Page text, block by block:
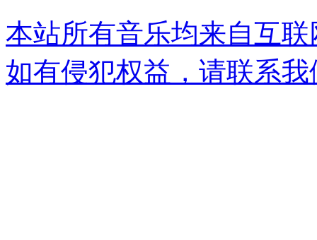
本站所有音乐均来自互
如有侵犯权益，请联系